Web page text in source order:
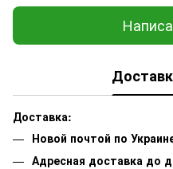
Доставка:
Новой почтой по
Адресная доставка до